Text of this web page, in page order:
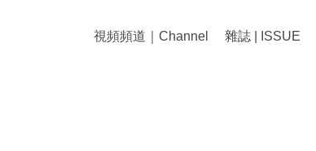
視頻頻道｜Channel 雜誌 | ISSUE